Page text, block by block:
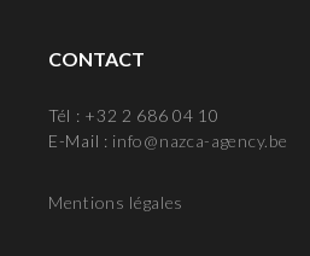
CONTACT
Tél : +32 2 686 04 10
E-Mail : info@nazca-agency.be
Mentions légales